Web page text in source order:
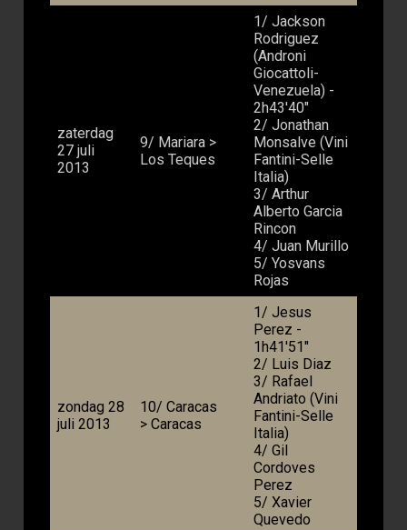
zaterdag
27 juli
2013
9/ Mariara >
Los Teques
1/ Jackson
Rodriguez
(Androni
Giocattoli-
Venezuela) -
2h43'40"
2/ Jonathan
Monsalve (Vini
Fantini-Selle
Italia)
3/ Arthur
Alberto Garcia
Rincon
4/ Juan Murillo
5/ Yosvans
Rojas
zondag 28
juli 2013
10/ Caracas
> Caracas
1/ Jesus
Perez -
1h41'51"
2/ Luis Diaz
3/ Rafael
Andriato (Vini
Fantini-Selle
Italia)
4/ Gil
Cordoves
Perez
5/ Xavier
Quevedo